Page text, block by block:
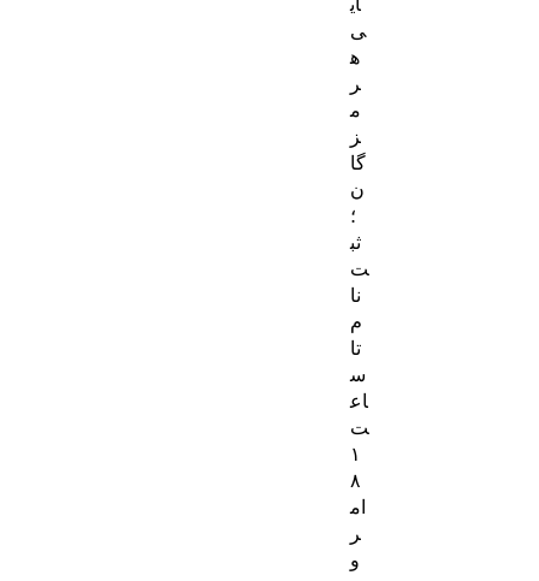
ی
ه
ر
م
ز
گا
ن
؛
ثب
ت‌
نا
م
تا
س
اع
ت
۱
۸
ام
ر
و